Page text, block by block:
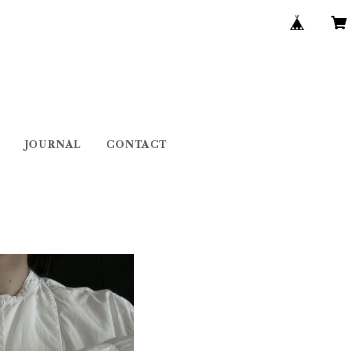
JOURNAL CONTACT